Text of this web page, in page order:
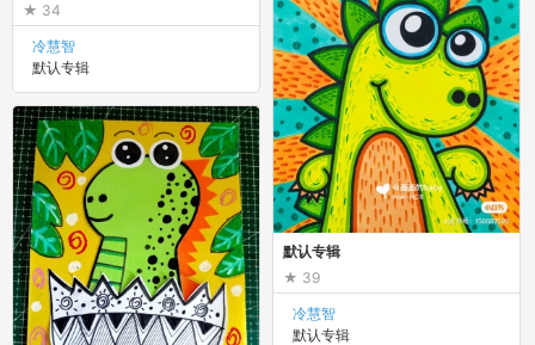
34
冷慧智
默认专辑
默认专辑
39
冷慧智
默认专辑